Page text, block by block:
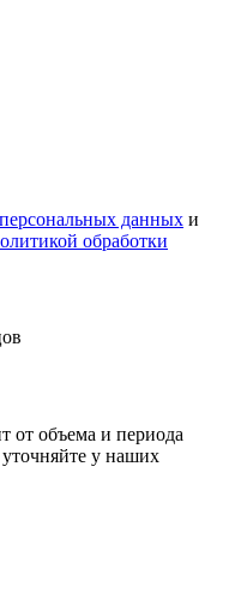
данных и
обработки
от объема и периода
у наших